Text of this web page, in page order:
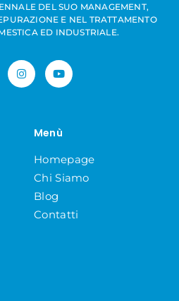
DEL SUO MANAGEMENT,
E NEL TRATTAMENTO
ED INDUSTRIALE.
Menù
Homepage
Chi Siamo
Blog
Contatti